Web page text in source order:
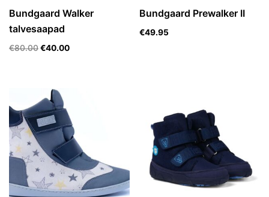
Bundgaard Walker
talvesaapad
€80.00€40.00
Bundgaard Prewalker II
€49.95